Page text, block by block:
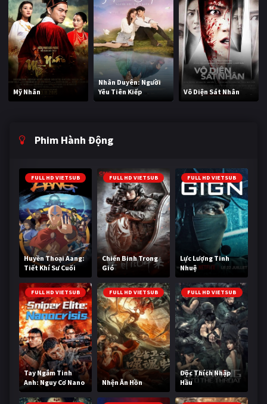
Mỹ Nhân
Nhân Duyên: Người
Yêu Tiên Kiếp
Vô Diện Sát Nhân
Phim Hành Động
FULL HD VIETSUB
Huyền Thoại Aang:
Tiết Khí Sư Cuối
Cùng
FULL HD VIETSUB
Chiến Binh Trong
Gió
FULL HD VIETSUB
Lực Lượng Tinh
Nhuệ
FULL HD VIETSUB
Tay Ngắm Tinh
Anh: Nguy Cơ Nano
FULL HD VIETSUB
Nhện Ăn Hồn
FULL HD VIETSUB
Độc Thích Nhập
Hầu